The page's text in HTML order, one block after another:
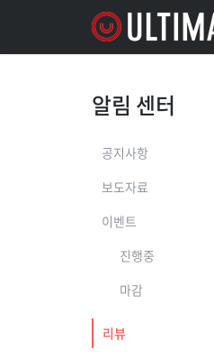
알림 센터
공지사항
보도자료
이벤트
진행중
마감
리뷰